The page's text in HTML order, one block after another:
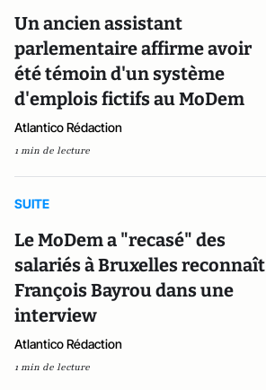
Un ancien assistant
parlementaire affirme avoir
été témoin d'un système
d'emplois fictifs au MoDem
Atlantico Rédaction
1 min de lecture
SUITE
Le MoDem a "recasé" des
salariés à Bruxelles reconnaît
François Bayrou dans une
interview
Atlantico Rédaction
1 min de lecture